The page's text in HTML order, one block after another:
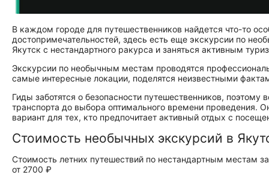
В каждом городе для путешественников найдется что-то
достопримечательностей, здесь есть еще экскурсии по
Якутск с нестандартного ракурса и заняться активным
Экскурсии по необычным местам проводятся
самые интересные локации, поделятся неизвестными
Гиды заботятся о безопасности путешественников,
транспорта до выбора оптимального времени проведения.
вариант для тех, кто предпочитает активный отдых с
Стоимость необычных экскурсий в
Стоимость летних путешествий по нестандартным местам
от 2700 ₽